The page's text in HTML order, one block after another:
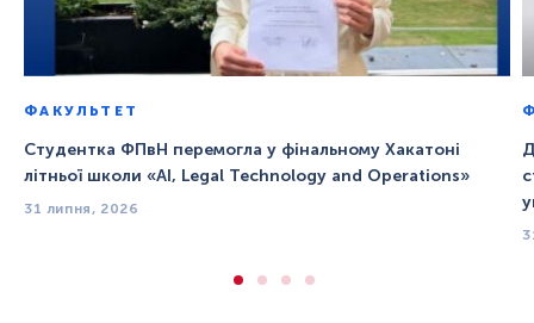
ФАКУЛЬТЕТ
Студентка ФПвН перемогла у фінальному Хакатоні
літньої школи «AI, Legal Technology and Operations»
31 липня, 2026